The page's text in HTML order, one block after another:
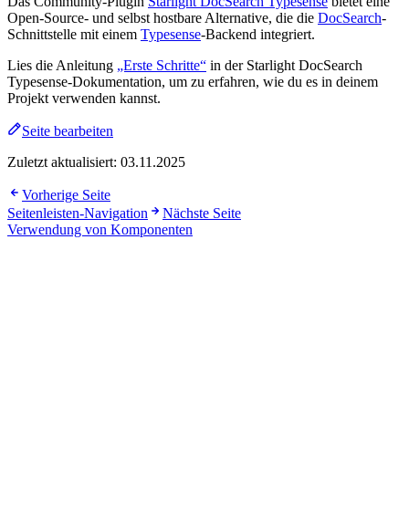
Open-Source- und selbst hostbare Alternative, die die DocSearch-
Schnittstelle mit einem Typesense-Backend integriert.
Lies die Anleitung „Erste Schritte“ in der Starlight DocSearch
Typesense-Dokumentation, um zu erfahren, wie du es in deinem
Projekt verwenden kannst.
Seite bearbeiten
Zuletzt aktualisiert: 03.11.2025
Vorherige Seite
Seitenleisten-Navigation
Nächste Seite
Verwendung von Komponenten